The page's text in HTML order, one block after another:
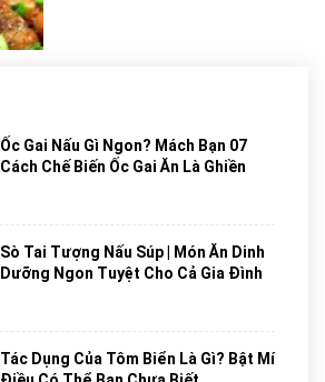
Ốc Gai Nấu Gì Ngon? Mách Bạn 07
Cách Chế Biến Ốc Gai Ăn Là Ghiền
Sò Tai Tượng Nấu Súp | Món Ăn Dinh
Dưỡng Ngon Tuyệt Cho Cả Gia Đình
Tác Dụng Của Tôm Biển Là Gì? Bật Mí